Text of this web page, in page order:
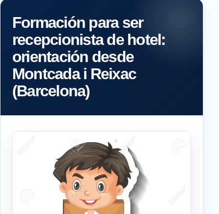
Formación para ser
recepcionista de hotel:
orientación desde
Montcada i Reixac
(Barcelona)